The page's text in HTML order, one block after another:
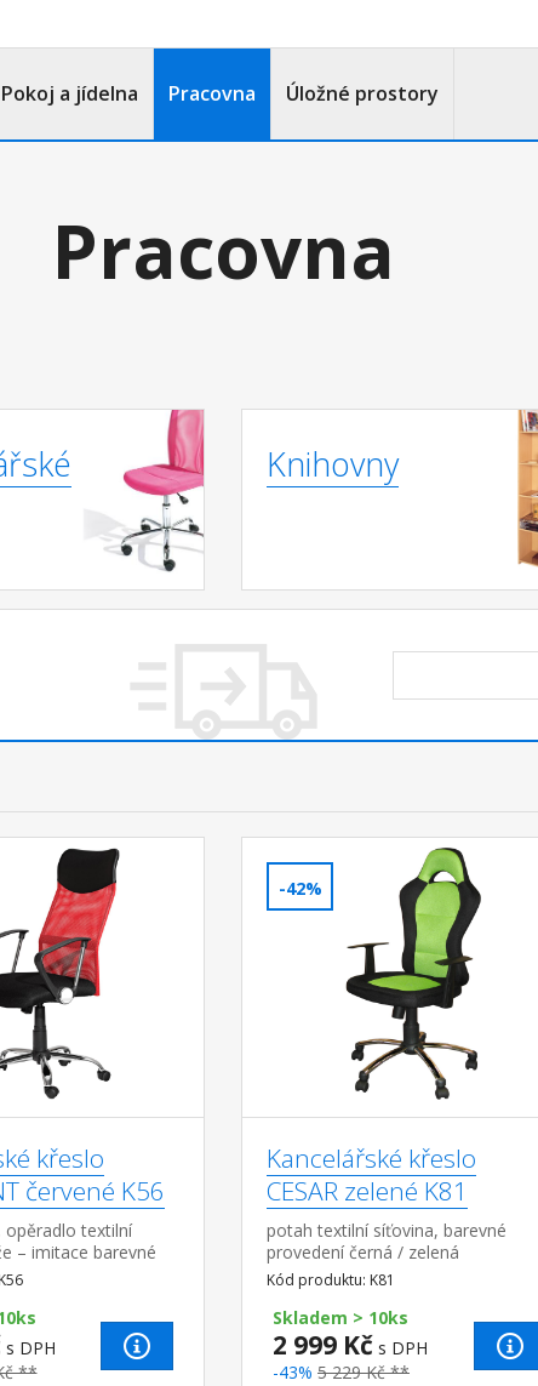
Pokoj a jídelna Pracovna Úložné prostory
Pracovna
Knihovny
křeslo
červené K56
textilní
– imitace barevné
/
kříž, houpací
s DPH
**
-42%
Kancelářské křeslo
CESAR zelené K81
potah textilní síťovina, barevné
provedení černá / zelená
chromovaný kříž, houpací
mechanismus výškově nastavitelné,
výška sedu 45-55 cm, výška
opěrad...
Kód produktu: K81
Skladem > 10ks
2 999 Kč s DPH
-43% 5 229 Kč **